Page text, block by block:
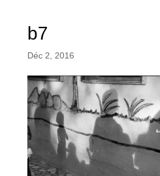
b7
Déc 2, 2016